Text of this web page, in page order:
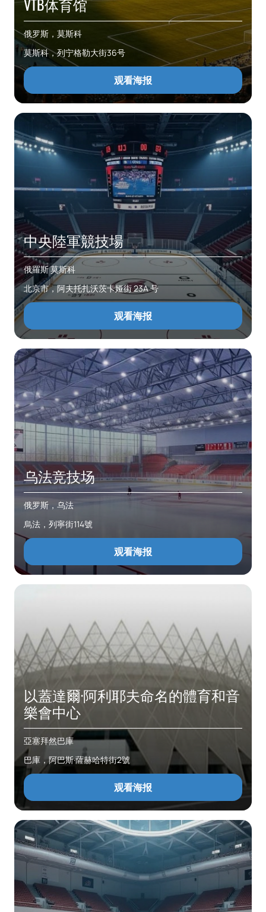
俄罗斯，莫斯科
莫斯科，列宁格勒大街36号
观看海报
中央陸軍競技場
俄羅斯 莫斯科
北京市，阿夫托扎沃茨卡娅街 23A 号
观看海报
乌法竞技场
俄罗斯，乌法
烏法，列寧街114號
观看海报
以蓋達爾·阿利耶夫命名的體育和音
樂會中心
亞塞拜然巴庫
巴庫，阿巴斯·薩赫哈特街2號
观看海报